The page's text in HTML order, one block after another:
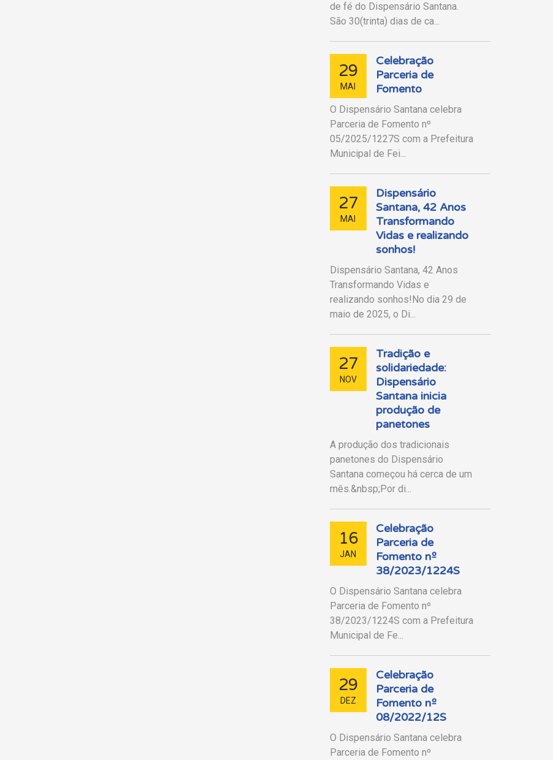
de fé do Dispensário Santana.
São 30(trinta) dias de ca...
29
MAI
Celebração
Parceria de
Fomento
O Dispensário Santana celebra
Parceria de Fomento nº
05/2025/1227S com a Prefeitura
Municipal de Fei...
27
MAI
Dispensário
Santana, 42 Anos
Transformando
Vidas e realizando
sonhos!
Dispensário Santana, 42 Anos
Transformando Vidas e
realizando sonhos!No dia 29 de
maio de 2025, o Di...
27
NOV
Tradição e
solidariedade:
Dispensário
Santana inicia
produção de
panetones
A produção dos tradicionais
panetones do Dispensário
Santana começou há cerca de um
mês.&nbsp;Por di...
16
JAN
Celebração
Parceria de
Fomento nº
38/2023/1224S
O Dispensário Santana celebra
Parceria de Fomento nº
38/2023/1224S com a Prefeitura
Municipal de Fe...
29
DEZ
Celebração
Parceria de
Fomento nº
08/2022/12S
O Dispensário Santana celebra
Parceria de Fomento nº